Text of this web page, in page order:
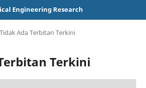
Engineering Research
Tidak Ada Terbitan Terkini
Terkini